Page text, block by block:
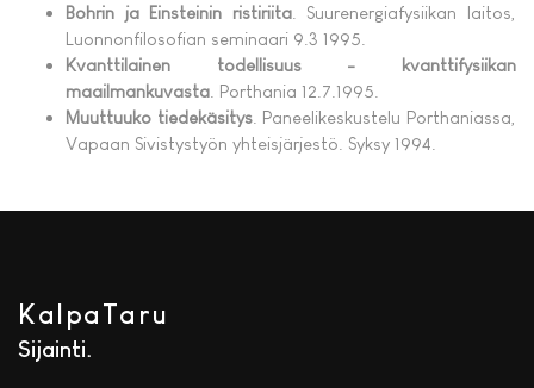
Bohrin ja Einsteinin ristiriita. Suurenergiafysiikan laitos,
Luonnonfilosofian seminaari 9.3 1995.
Kvanttilainen todellisuus - kvanttifysiikan
maailmankuvasta . Porthania 12.7.1995.
Muuttuuko tiedekäsitys. Paneelikeskustelu Porthaniassa,
Vapaan Sivistystyön yhteisjärjestö. Syksy 1994.
KalpaTaru
Sijainti